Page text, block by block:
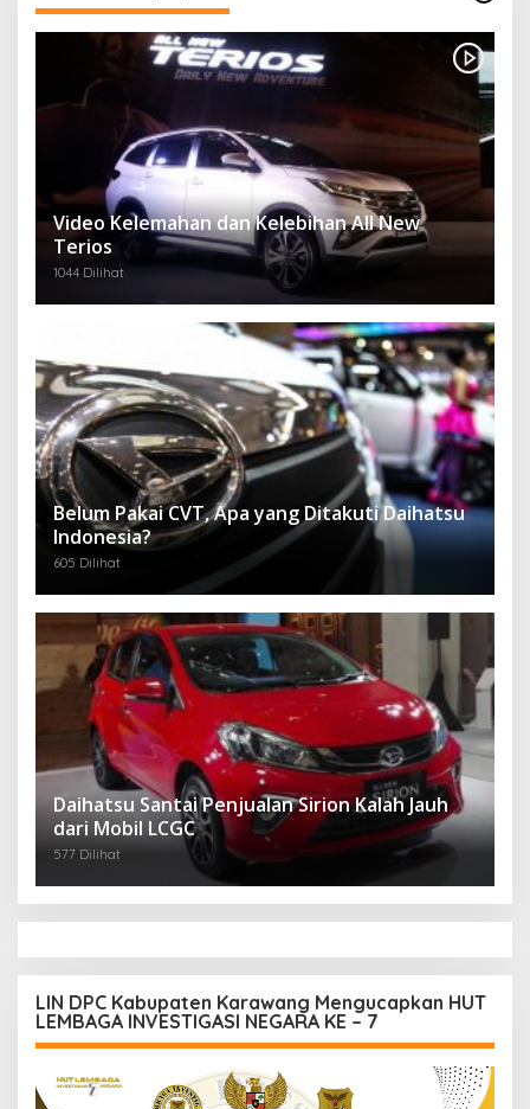
Video Kelemahan dan Kelebihan All New
Terios
1044 Dilihat
Belum Pakai CVT, Apa yang Ditakuti Daihatsu
Indonesia?
605 Dilihat
Daihatsu Santai Penjualan Sirion Kalah Jauh
dari Mobil LCGC
577 Dilihat
LIN DPC Kabupaten Karawang Mengucapkan HUT
LEMBAGA INVESTIGASI NEGARA KE – 7